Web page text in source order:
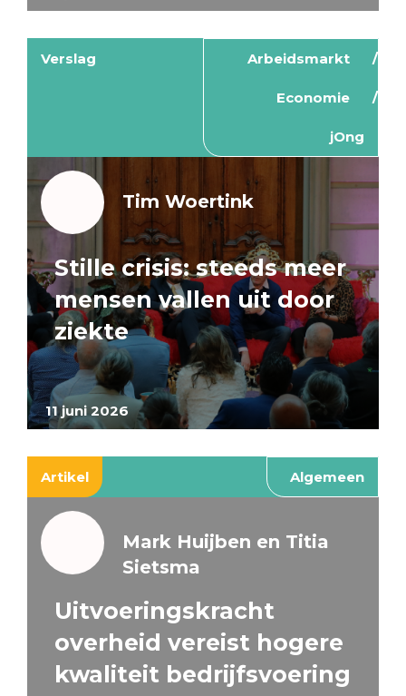
Verslag Arbeidsmarkt
Economie
jOng
11 juni 2026
Tim Woertink
Stille crisis: steeds meer
mensen vallen uit door
ziekte
Artikel Algemeen
Mark Huijben en Titia
Sietsma
Uitvoeringskracht
overheid vereist hogere
kwaliteit bedrijfsvoering